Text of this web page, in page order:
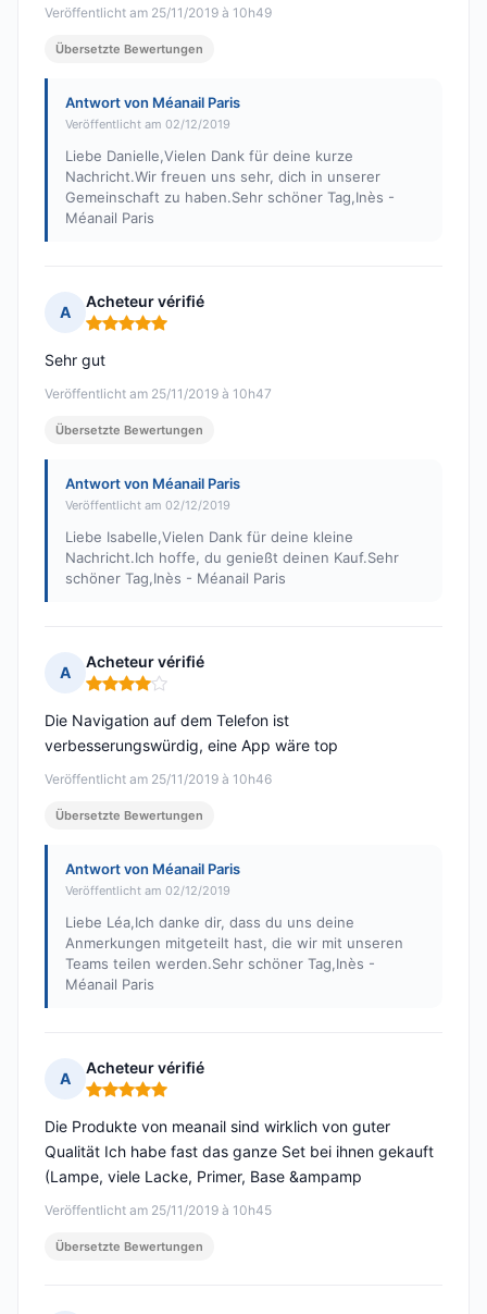
Veröffentlicht am 25/11/2019 à 10h49
Übersetzte Bewertungen
Antwort von Méanail Paris
Veröffentlicht am 02/12/2019
Liebe Danielle,Vielen Dank für deine kurze
Nachricht.Wir freuen uns sehr, dich in unserer
Gemeinschaft zu haben.Sehr schöner Tag,Inès -
Méanail Paris
A
Acheteur vérifié
Hinweis: 5 von 5
Veröffentlicht am 25/11/2019 à 10h47
Sehr gut
Übersetzte Bewertungen
Antwort von Méanail Paris
Veröffentlicht am 02/12/2019
Liebe Isabelle,Vielen Dank für deine kleine
Nachricht.Ich hoffe, du genießt deinen Kauf.Sehr
schöner Tag,Inès - Méanail Paris
A
Acheteur vérifié
Hinweis: 4 von 5
Veröffentlicht am 25/11/2019 à 10h46
Die Navigation auf dem Telefon ist
verbesserungswürdig, eine App wäre top
Übersetzte Bewertungen
Antwort von Méanail Paris
Veröffentlicht am 02/12/2019
Liebe Léa,Ich danke dir, dass du uns deine
Anmerkungen mitgeteilt hast, die wir mit unseren
Teams teilen werden.Sehr schöner Tag,Inès -
Méanail Paris
A
Acheteur vérifié
Hinweis: 5 von 5
Veröffentlicht am 25/11/2019 à 10h45
Die Produkte von meanail sind wirklich von guter
Qualität Ich habe fast das ganze Set bei ihnen gekauft
(Lampe, viele Lacke, Primer, Base &ampamp
Übersetzte Bewertungen